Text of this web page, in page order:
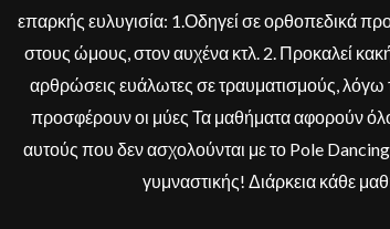
επαρκής ευλυγισία: 1.Οδηγεί σε ορθοπεδικά
στους ώμους, στον αυχένα κτλ. 2. Προκαλεί
αρθρώσεις ευάλωτες σε τραυματισμούς,
προσφέρουν οι μύες Τα μαθήματα αφορούν
αυτούς που δεν ασχολούνται με το Pole
γυμναστικής! Διάρκεια κάθε